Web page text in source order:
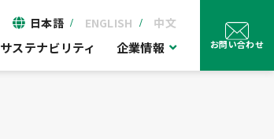
日本語 ENGLISH 中文
サステナビリティ 企業情報 お問い合わせ